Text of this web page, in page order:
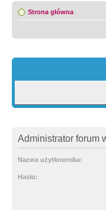
Strona główna
Administrator forum
Nazwa użytkownika:
Hasło: